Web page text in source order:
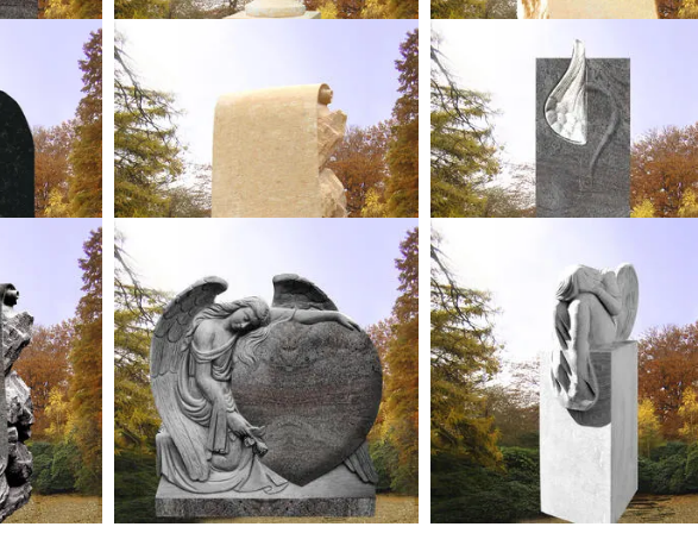
€
€*
Dresdener Elbsandstein
80 x 45 x 20 cm (HxBxT)
bis 31.08.26 statt 6.400,00 €
Ihr Komplettpreis 5.600,00 €*
ANGELO
Urnengrabmal mit Engelsflügel
Granit Paradiso
85 x 30 x 16 cm (HxBxT)
bis 31.08.26 statt4.950,00 €
Ihr Komplettpreis4.331,25 €*
€
€*
Urnengrabstein mit Engel in Herzform
Granit Paradiso
75 x 70 x 18 cm (HxBxT)
bis 31.08.26 statt11.100,00 €
Ihr Komplettpreis9.712,50 €*
Marmor Urnenstele mit Engel
Portugiesischer Marmor
100 x 25 x 25 cm (HxBxT)
bis 31.08.26 statt8.550,00 €
Ihr Komplettpreis7.481,25 €*